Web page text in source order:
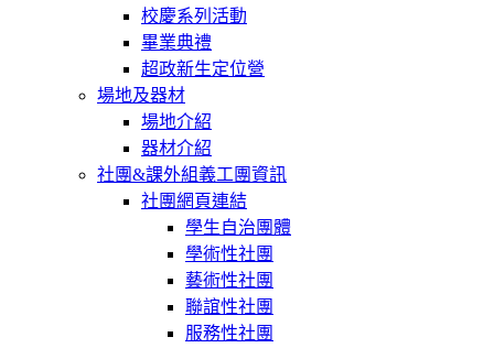
校慶系列活動
畢業典禮
超政新生定位營
場地及器材
場地介紹
器材介紹
社團&課外組義工團資訊
社團網頁連結
學生自治團體
學術性社團
藝術性社團
聯誼性社團
服務性社團